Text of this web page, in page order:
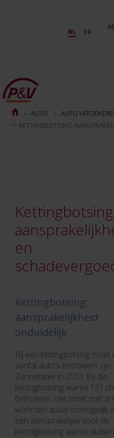
NL FR
AUTO
AUTO
en
Kettingbotsing:
aansprakelijkheid
onduidelijk
Bij een kettingbotsing moet
aantal auto’s betrokken
Zonnebeke in 2013. Bij die
kettingbotsing waren 131
betrokken. Het moet met
woorden quasi onmogelijk
een aansprakelijke voor de
kettingbotsing aan te